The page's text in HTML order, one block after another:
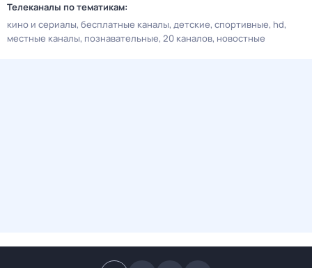
Телеканалы по тематикам:
кино и сериалы бесплатные каналы детские спортивные hd
местные каналы познавательные 20 каналов новостные